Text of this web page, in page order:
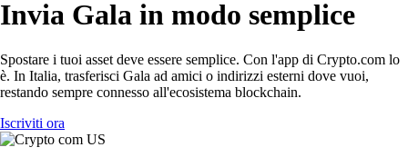
Invia Gala in modo semplice
Spostare i tuoi asset deve essere semplice. Con l'app di Crypto.com lo
è. In Italia, trasferisci Gala ad amici o indirizzi esterni dove vuoi,
restando sempre connesso all'ecosistema blockchain.
Iscriviti ora